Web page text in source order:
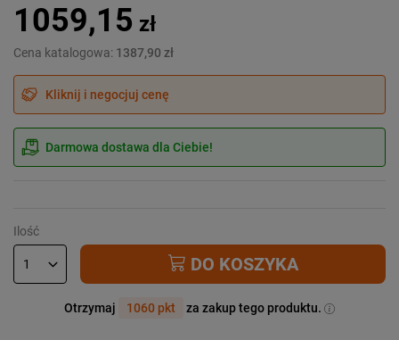
1059,15 zł
Cena katalogowa: 1387,90 zł
Kliknij i negocjuj cenę
Darmowa dostawa dla Ciebie!
Ilość
DO KOSZYKA
Otrzymaj 1060 pkt za zakup tego produktu.